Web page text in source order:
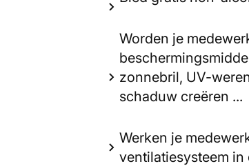
Worden je
zonnebril, UV-
schaduw creëren ...
Werken je
ventilatiesysteem in